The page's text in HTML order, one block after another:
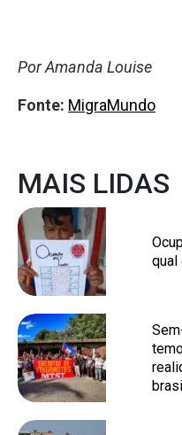
Por Amanda Louise
Fonte: MigraMundo
MAIS LIDAS
qual